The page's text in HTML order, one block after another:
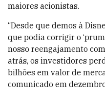
maiores acionistas.
“Desde que demos à
que podia corrigir o
nosso reengajamento
atrás, os investidores
bilhões em valor de
comunicado em